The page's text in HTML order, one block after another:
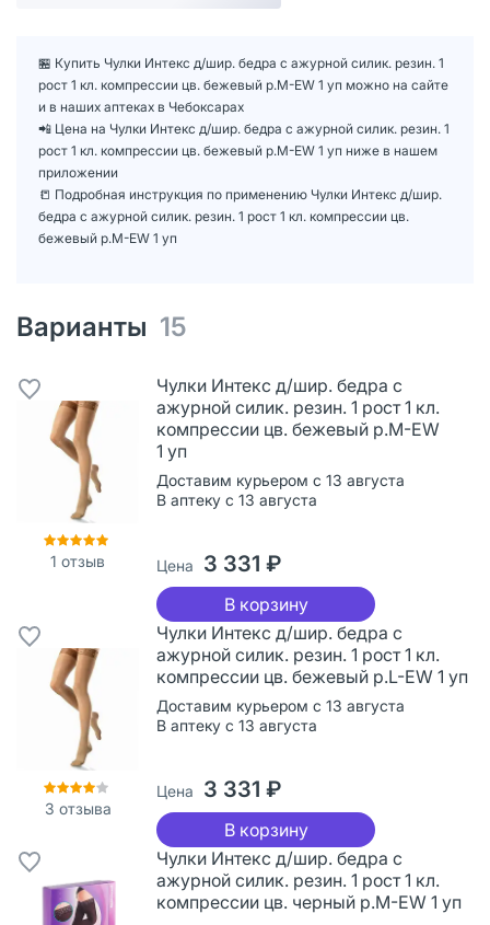
🏪 Купить Чулки Интекс д/шир. бедра с ажурной силик. резин. 1
рост 1 кл. компрессии цв. бежевый р.M-EW 1 уп можно на сайте
и в наших аптеках в Чебоксарах
📲 Цена на Чулки Интекс д/шир. бедра с ажурной силик. резин. 1
рост 1 кл. компрессии цв. бежевый р.M-EW 1 уп ниже в нашем
приложении
📒 Подробная инструкция по применению Чулки Интекс д/шир.
бедра с ажурной силик. резин. 1 рост 1 кл. компрессии цв.
бежевый р.M-EW 1 уп
Варианты 15
1 отзыв
Чулки Интекс д/шир. бедра с
ажурной силик. резин. 1 рост 1 кл.
компрессии цв. бежевый р.M-EW
1 уп
Доставим курьером с 13 августа
В аптеку с 13 августа
Цена 3 331 ₽
В корзину
3 отзыва
Чулки Интекс д/шир. бедра с
ажурной силик. резин. 1 рост 1 кл.
компрессии цв. бежевый р.L-EW 1 уп
Доставим курьером с 13 августа
В аптеку с 13 августа
Цена 3 331 ₽
В корзину
Чулки Интекс д/шир. бедра с
ажурной силик. резин. 1 рост 1 кл.
компрессии цв. черный р.M-EW 1 уп